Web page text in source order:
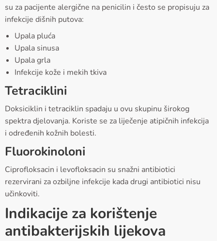
su za pacijente alergične na penicilin i često se propisuju za
infekcije dišnih putova:
Upala pluća
Upala sinusa
Upala grla
Infekcije kože i mekih tkiva
Tetraciklini
Doksiciklin i tetraciklin spadaju u ovu skupinu širokog
spektra djelovanja. Koriste se za liječenje atipičnih infekcija
i određenih kožnih bolesti.
Fluorokinoloni
Ciprofloksacin i levofloksacin su snažni antibiotici
rezervirani za ozbiljne infekcije kada drugi antibiotici nisu
učinkoviti.
Indikacije za korištenje
antibakterijskih lijekova